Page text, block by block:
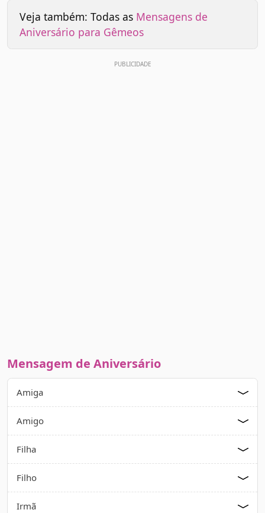
Veja também: Todas as Mensagens de
Aniversário para Gêmeos
Mensagem de Aniversário
Amiga
Amigo
Filha
Filho
Irmã